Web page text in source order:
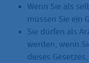
Wenn Sie als
müssen Sie ein
Sie dürfen als
werden, wenn
dieses